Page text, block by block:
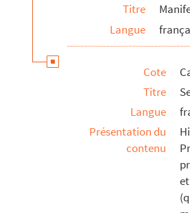
Titre
Langue
Cote
Titre
Langue
Présentation du
contenu